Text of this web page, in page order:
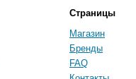
Страницы
Магазин
Бренды
FAQ